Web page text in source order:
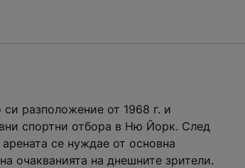
разположение от 1968 г. и
спортни отбора в Ню Йорк. След
се нуждае от основна
очакванията на днешните зрители.